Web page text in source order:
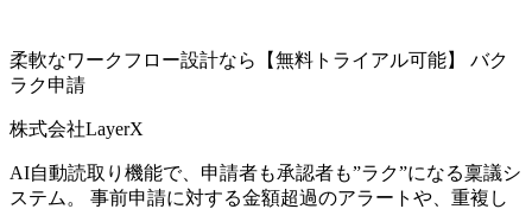
柔軟なワークフロー設計なら【無料トライアル可能】
バク
ラク申請
株式会社LayerX
AI自動読取り機能で、申請者も承認者も”ラク”になる稟議シ
ステム。 事前申請に対する金額超過のアラートや、重複し